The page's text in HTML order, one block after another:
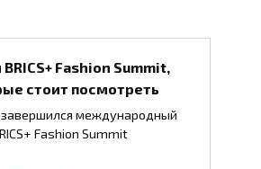
Fashion Summit,
стоит посмотреть
международный
Fashion Summit